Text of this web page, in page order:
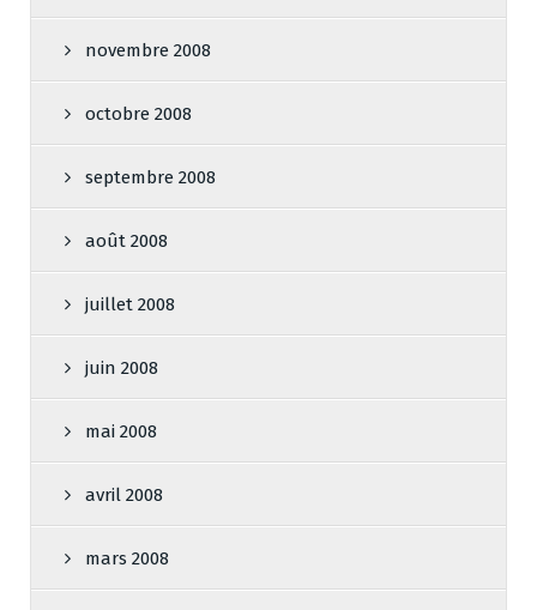
novembre 2008
octobre 2008
septembre 2008
août 2008
juillet 2008
juin 2008
mai 2008
avril 2008
mars 2008